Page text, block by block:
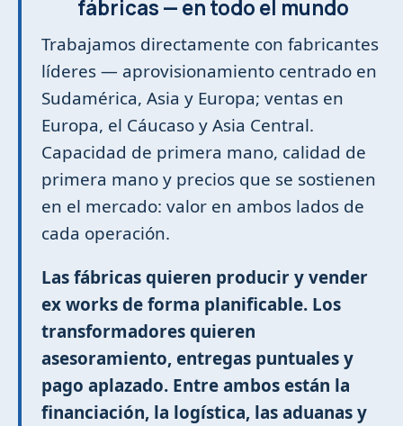
fábricas — en todo el mundo
Trabajamos directamente con fabricantes
líderes — aprovisionamiento centrado en
Sudamérica, Asia y Europa; ventas en
Europa, el Cáucaso y Asia Central.
Capacidad de primera mano, calidad de
primera mano y precios que se sostienen
en el mercado: valor en ambos lados de
cada operación.
Las fábricas quieren producir y vender
ex works de forma planificable. Los
transformadores quieren
asesoramiento, entregas puntuales y
pago aplazado. Entre ambos están la
financiación, la logística, las aduanas y